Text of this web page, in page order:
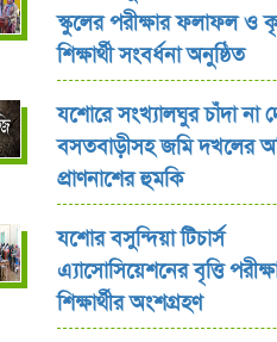
স্কুলের পরীক্ষার ফলাফল ও
শিক্ষার্থী সংবর্ধনা অনুষ্ঠিত
যশোরে সংখ্যালঘুর চাঁদা না
বসতবাড়ীসহ জমি দখলের
প্রাণনাশের হুমকি
যশোর বসুন্দিয়া টিচার্স
এ্যাসোসিয়েশনের বৃত্তি
শিক্ষার্থীর অংশগ্রহণ